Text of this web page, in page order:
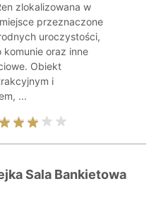
zlokalizowana w
przeznaczone
uroczystości,
oraz inne
Obiekt
i
...
Sala Bankietowa